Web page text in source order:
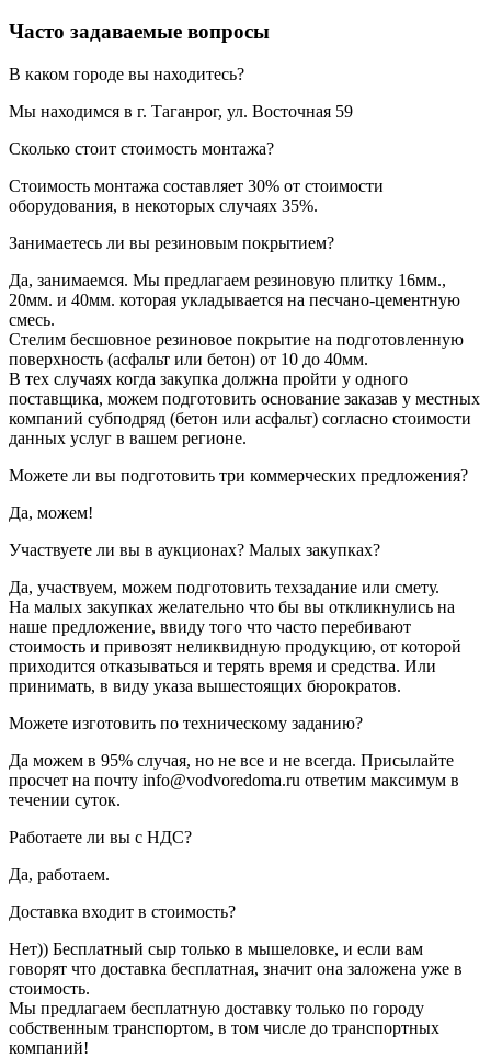
Часто задаваемые вопросы
В каком городе вы находитесь?
Мы находимся в г. Таганрог, ул. Восточная 59
Сколько стоит стоимость монтажа?
Стоимость монтажа составляет 30% от стоимости
оборудования, в некоторых случаях 35%.
Занимаетесь ли вы резиновым покрытием?
Да, занимаемся. Мы предлагаем резиновую плитку 16мм.,
20мм. и 40мм. которая укладывается на песчано-цементную
смесь.
Стелим бесшовное резиновое покрытие на подготовленную
поверхность (асфальт или бетон) от 10 до 40мм.
В тех случаях когда закупка должна пройти у одного
поставщика, можем подготовить основание заказав у местных
компаний субподряд (бетон или асфальт) согласно стоимости
данных услуг в вашем регионе.
Можете ли вы подготовить три коммерческих предложения?
Да, можем!
Участвуете ли вы в аукционах? Малых закупках?
Да, участвуем, можем подготовить техзадание или смету.
На малых закупках желательно что бы вы откликнулись на
наше предложение, ввиду того что часто перебивают
стоимость и привозят неликвидную продукцию, от которой
приходится отказываться и терять время и средства. Или
принимать, в виду указа вышестоящих бюрократов.
Можете изготовить по техническому заданию?
Да можем в 95% случая, но не все и не всегда. Присылайте
просчет на почту info@vodvoredoma.ru ответим максимум в
течении суток.
Работаете ли вы с НДС?
Да, работаем.
Доставка входит в стоимость?
Нет)) Бесплатный сыр только в мышеловке, и если вам
говорят что доставка бесплатная, значит она заложена уже в
стоимость.
Мы предлагаем бесплатную доставку только по городу
собственным транспортом, в том числе до транспортных
компаний!